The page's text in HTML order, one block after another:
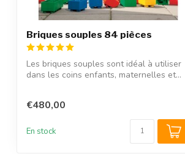
Briques souples 84 pièces
Les briques souples sont idéal à utiliser
dans les coins enfants, maternelles et...
€480,00
En stock